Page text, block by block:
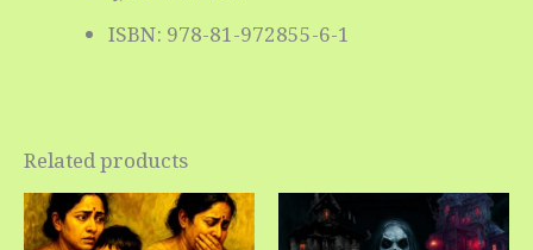
ISBN: 978-81-972855-6-1
Related products